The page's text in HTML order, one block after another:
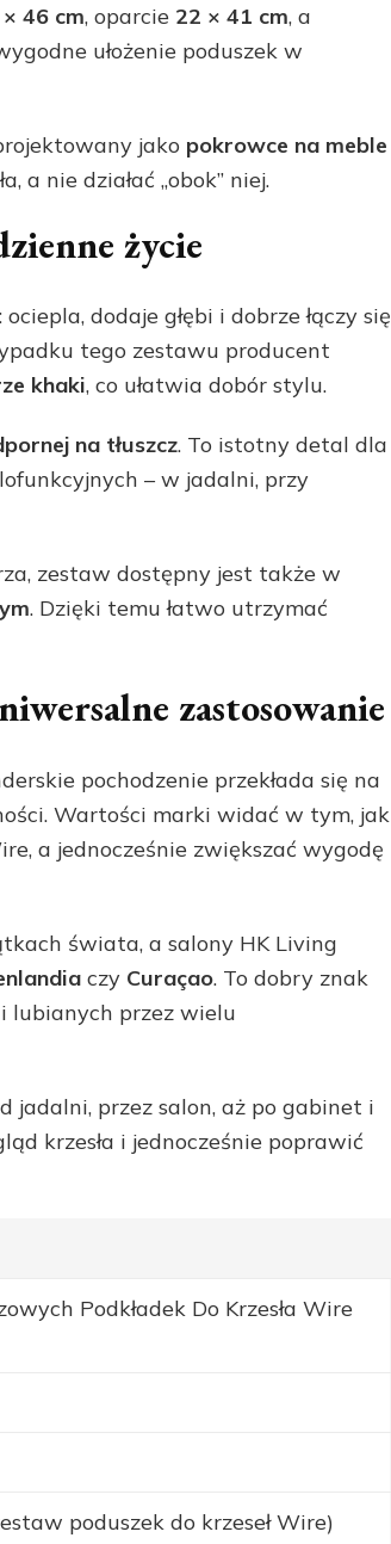
46 cm, oparcie 22 × 41 cm, a
ułożenie poduszek w
jako pokrowce na meble
a nie działać „obok” niej.
życie
dodaje głębi i dobrze łączy się
tego zestawu producent
khaki, co ułatwia dobór stylu.
na tłuszcz. To istotny detal dla
– w jadalni, przy
zestaw dostępny jest także w
. Dzięki temu łatwo utrzymać
zastosowanie
pochodzenie przekłada się na
Wartości marki widać w tym, jak
a jednocześnie zwiększać wygodę
świata, a salony HK Living
czy Curaçao. To dobry znak
lubianych przez wielu
jadalni, przez salon, aż po gabinet i
krzesła i jednocześnie poprawić
Podkładek Do Krzesła Wire
poduszek do krzeseł Wire)